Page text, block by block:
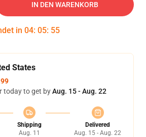
IN DEN WARENKORB
in 04: 05: 54
States
today to get byAug. 15 - Aug. 22
Shipping
Aug. 11
Delivered
Aug. 15 - Aug. 22